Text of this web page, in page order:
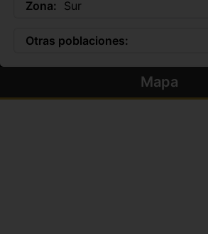
Zona: Sur
Otras poblaciones:
Mapa